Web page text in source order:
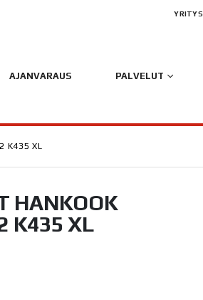
YRITYS
AJANVARAUS PALVELUT
K435 XL
HANKOOK
K435 XL